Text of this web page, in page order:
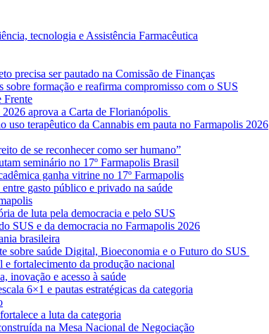
tecnologia e Assistência Farmacêutica
precisa ser pautado na Comissão de Finanças
formação e reafirma compromisso com o SUS
Frente
aprova a Carta de Florianópolis
uso terapêutico da Cannabis em pauta no Farmapolis 2026
de se reconhecer como ser humano”
seminário no 17º Farmapolis Brasil
ganha vitrine no 17º Farmapolis
gasto público e privado na saúde
de luta pela democracia e pelo SUS
SUS e da democracia no Farmapolis 2026
brasileira
sobre saúde Digital, Bioeconomia e o Futuro do SUS
e fortalecimento da produção nacional
inovação e acesso à saúde
6×1 e pautas estratégicas da categoria
a luta da categoria
na Mesa Nacional de Negociação